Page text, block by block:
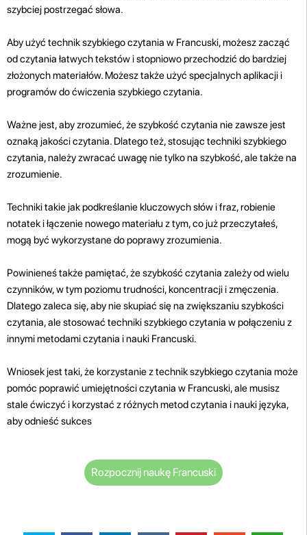
szybciej postrzegać słowa.
Aby użyć technik szybkiego czytania w Francuski, możesz zacząć
od czytania łatwych tekstów i stopniowo przechodzić do bardziej
złożonych materiałów. Możesz także użyć specjalnych aplikacji i
programów do ćwiczenia szybkiego czytania.
Ważne jest, aby zrozumieć, że szybkość czytania nie zawsze jest
oznaką jakości czytania. Dlatego też, stosując techniki szybkiego
czytania, należy zwracać uwagę nie tylko na szybkość, ale także na
zrozumienie.
Techniki takie jak podkreślanie kluczowych słów i fraz, robienie
notatek i łączenie nowego materiału z tym, co już przeczytałeś,
mogą być wykorzystane do poprawy zrozumienia.
Powinieneś także pamiętać, że szybkość czytania zależy od wielu
czynników, w tym poziomu trudności, koncentracji i zmęczenia.
Dlatego zaleca się, aby nie skupiać się na zwiększaniu szybkości
czytania, ale stosować techniki szybkiego czytania w połączeniu z
innymi metodami czytania i nauki Francuski.
Wniosek jest taki, że korzystanie z technik szybkiego czytania może
pomóc poprawić umiejętności czytania w Francuski, ale musisz
stale ćwiczyć i korzystać z różnych metod czytania i nauki języka,
aby odnieść sukces
Rozpocznij naukę Francuski